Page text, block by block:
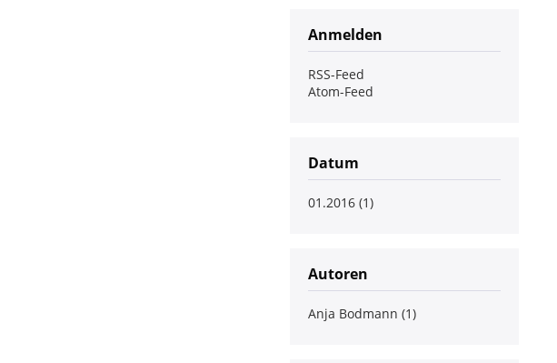
Anmelden
RSS-Feed
Atom-Feed
Datum
01.2016 (1)
Autoren
Anja Bodmann (1)